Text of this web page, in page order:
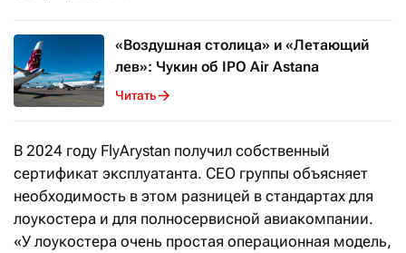
«Воздушная столица» и «Летающий
лев»: Чукин об IPO Air Astana
Читать
В 2024 году FlyArystan получил собственный
сертификат эксплуатанта. CEO группы объясняет
необходимость в этом разницей в стандартах для
лоукостера и для полносервисной авиакомпании.
«У лоукостера очень простая операционная модель,